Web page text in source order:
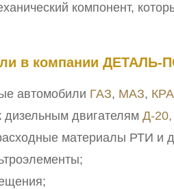
компонент,
в компании
автомобили ГАЗ, МАЗ,
двигателям Д-
материалы РТИ и